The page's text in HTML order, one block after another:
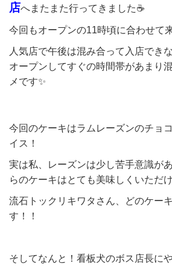
店へまたまた行ってきました☕
今回もオープンの11時頃に合わせて
人気店で午後は混み合って入店でき
オープンしてすぐの時間帯があまり
メです✨
今回のケーキはラムレーズンのチョ
イス！
実は私、レーズンは少し苦手意識が
らのケーキはとても美味しくいただけ
流石トックリキワタさん、どのケー
す！！
そしてなんと！看板犬のボス店長に